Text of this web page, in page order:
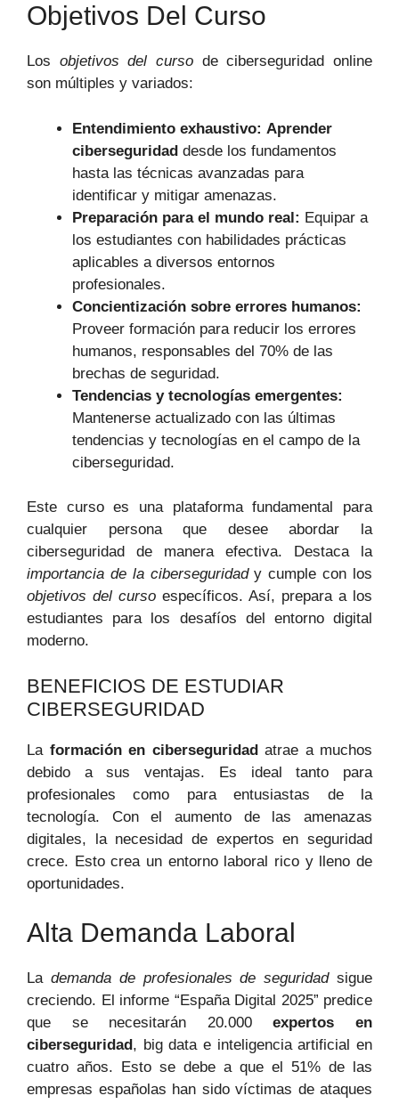
Objetivos Del Curso
Los objetivos del curso de ciberseguridad online
son múltiples y variados:
Entendimiento exhaustivo: Aprender
ciberseguridad desde los fundamentos
hasta las técnicas avanzadas para
identificar y mitigar amenazas.
Preparación para el mundo real: Equipar a
los estudiantes con habilidades prácticas
aplicables a diversos entornos
profesionales.
Concientización sobre errores humanos:
Proveer formación para reducir los errores
humanos, responsables del 70% de las
brechas de seguridad.
Tendencias y tecnologías emergentes:
Mantenerse actualizado con las últimas
tendencias y tecnologías en el campo de la
ciberseguridad.
Este curso es una plataforma fundamental para
cualquier persona que desee abordar la
ciberseguridad de manera efectiva. Destaca la
importancia de la ciberseguridady cumple con los
objetivos del curso específicos. Así, prepara a los
estudiantes para los desafíos del entorno digital
moderno.
BENEFICIOS DE ESTUDIAR
CIBERSEGURIDAD
La formación en ciberseguridadatrae a muchos
debido a sus ventajas. Es ideal tanto para
profesionales como para entusiastas de la
tecnología. Con el aumento de las amenazas
digitales, la necesidad de expertos en seguridad
crece. Esto crea un entorno laboral rico y lleno de
oportunidades.
Alta Demanda Laboral
La demanda de profesionales de seguridadsigue
creciendo. El informe “España Digital 2025” predice
que se necesitarán 20.000expertos en
ciberseguridad , big data e inteligencia artificial en
cuatro años. Esto se debe a que el 51% de las
empresas españolas han sido víctimas de ataques